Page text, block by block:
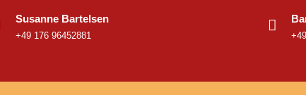
Susanne Bartelsen
+49 176 96452881